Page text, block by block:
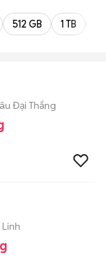
512 GB 1 TB
Đại Thắng
Linh